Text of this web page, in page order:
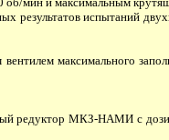
результатов испытаний
максимального
редуктор МКЗ-НАМИ с